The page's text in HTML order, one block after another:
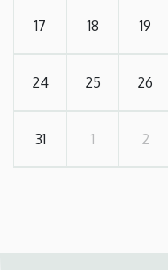
17 18 19
24 25 26
31 1 2